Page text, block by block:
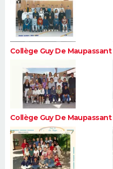
Collège Guy De Maupassant
Collège Guy De Maupassant